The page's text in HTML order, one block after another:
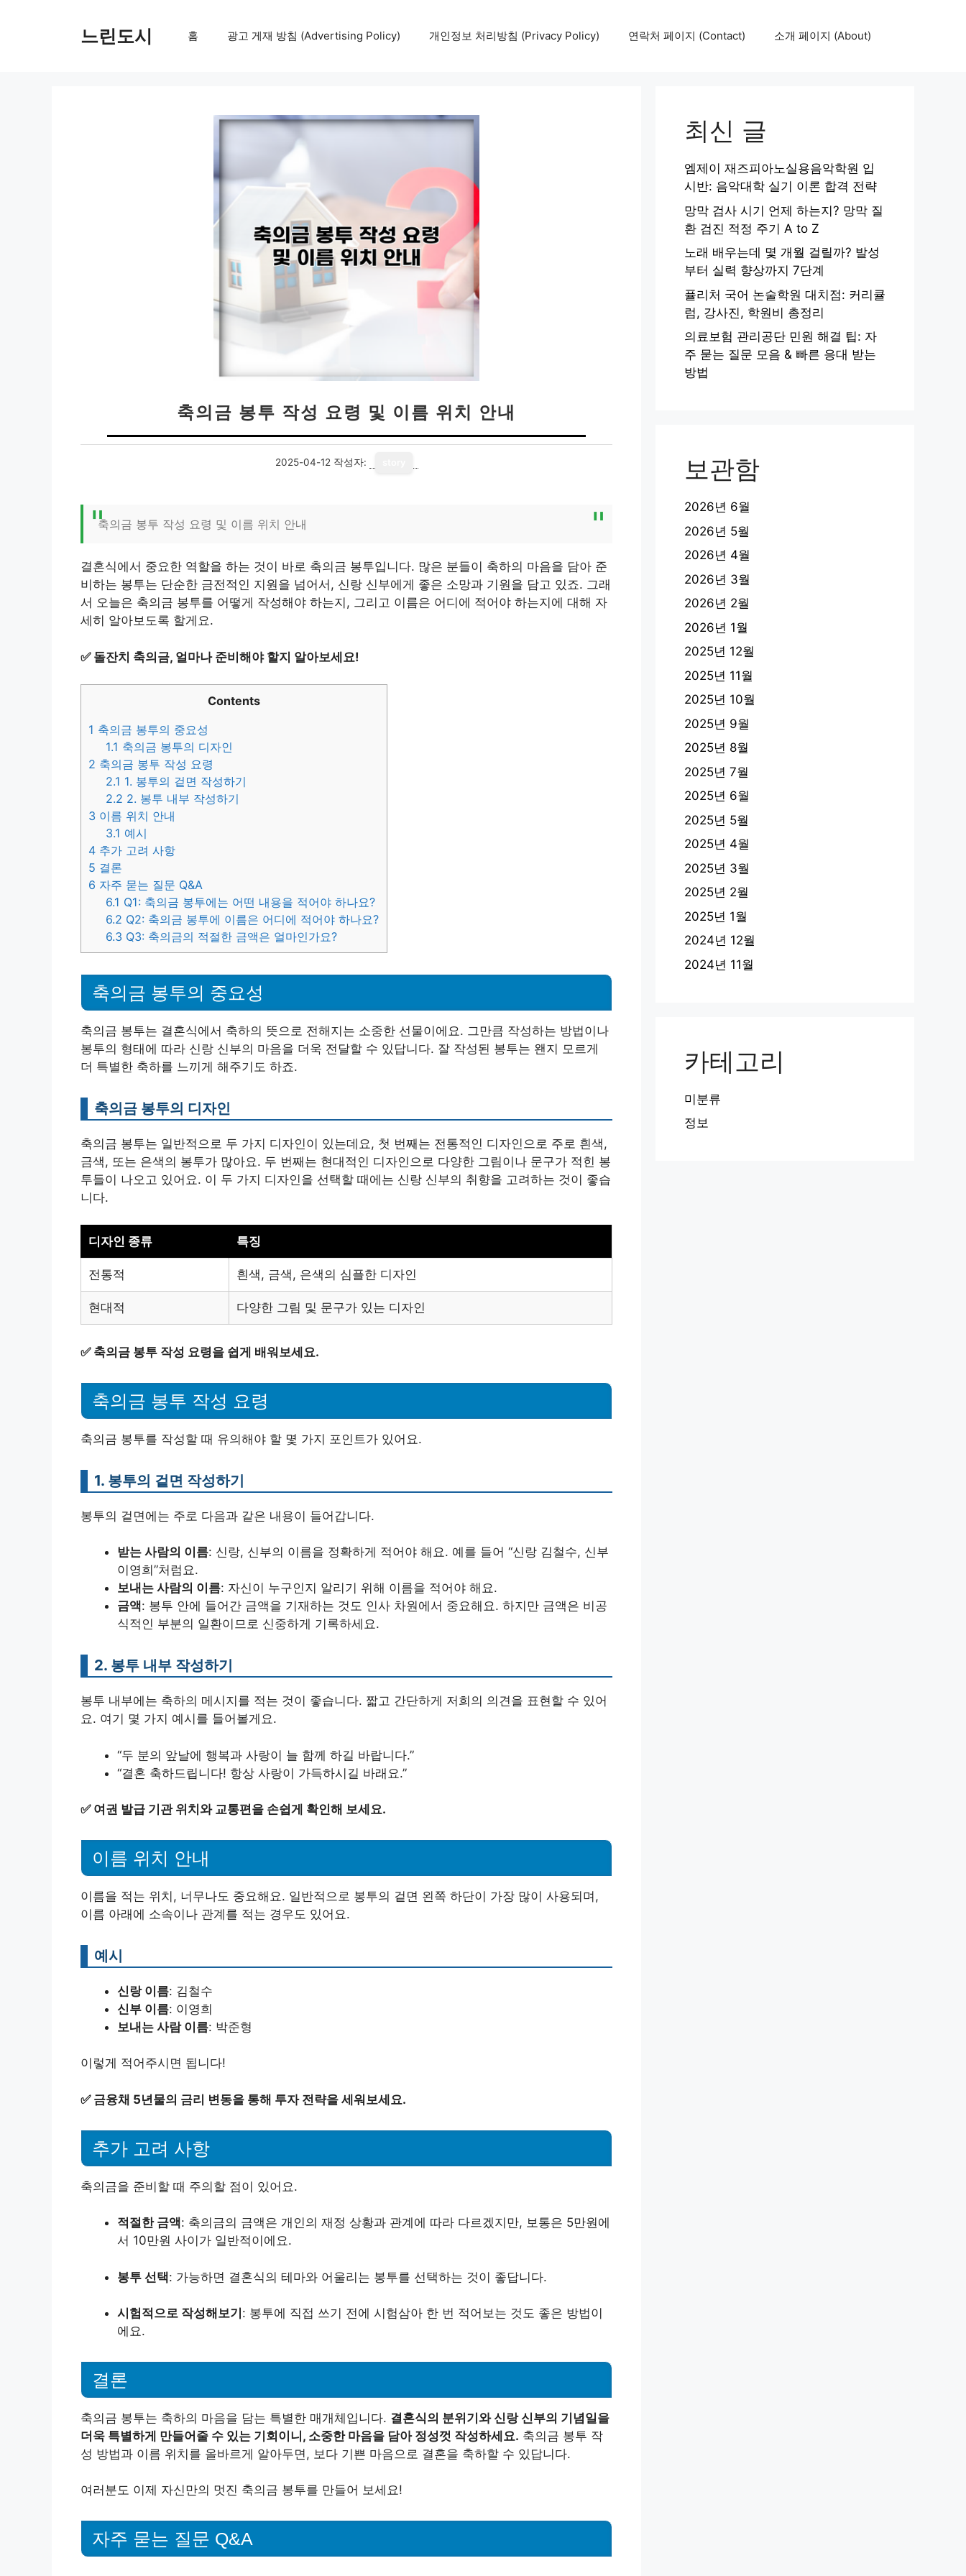
느린도시 홈 광고 게재 방침 (Advertising Policy) 개인정보 처리방침 (Privacy Policy) 연락처 페이지 (Contact) 소개 페이지 (About)
축의금 봉투 작성 요령 및 이름 위치 안내
2025-04-12 작성자:
축의금 봉투 작성 요령 및 이름 위치 안내
결혼식에서 중요한 역할을 하는 것이 바로 축의금 봉투입니다. 많은 분들이 축하의 마음을 담아 준
비하는 봉투는 단순한 금전적인 지원을 넘어서, 신랑 신부에게 좋은 소망과 기원을 담고 있죠. 그래
서 오늘은 축의금 봉투를 어떻게 작성해야 하는지, 그리고 이름은 어디에 적어야 하는지에 대해 자
세히 알아보도록 할게요.
✅ 돌잔치 축의금, 얼마나 준비해야 할지 알아보세요!
Contents
1 축의금 봉투의 중요성
1.1 축의금 봉투의 디자인
2 축의금 봉투 작성 요령
2.1 1. 봉투의 겉면 작성하기
2.2 2. 봉투 내부 작성하기
3 이름 위치 안내
3.1 예시
4 추가 고려 사항
5 결론
6 자주 묻는 질문 Q&A
6.1 Q1: 축의금 봉투에는 어떤 내용을 적어야 하나요?
6.2 Q2: 축의금 봉투에 이름은 어디에 적어야 하나요?
6.3 Q3: 축의금의 적절한 금액은 얼마인가요?
축의금 봉투의 중요성
축의금 봉투는 결혼식에서 축하의 뜻으로 전해지는 소중한 선물이에요. 그만큼 작성하는 방법이나
봉투의 형태에 따라 신랑 신부의 마음을 더욱 전달할 수 있답니다. 잘 작성된 봉투는 왠지 모르게
더 특별한 축하를 느끼게 해주기도 하죠.
축의금 봉투의 디자인
축의금 봉투는 일반적으로 두 가지 디자인이 있는데요, 첫 번째는 전통적인 디자인으로 주로 흰색,
금색, 또는 은색의 봉투가 많아요. 두 번째는 현대적인 디자인으로 다양한 그림이나 문구가 적힌 봉
투들이 나오고 있어요. 이 두 가지 디자인을 선택할 때에는 신랑 신부의 취향을 고려하는 것이 좋습
니다.
디자인 종류 특징
전통적 흰색, 금색, 은색의 심플한 디자인
현대적 다양한 그림 및 문구가 있는 디자인
✅ 축의금 봉투 작성 요령을 쉽게 배워보세요.
축의금 봉투 작성 요령
축의금 봉투를 작성할 때 유의해야 할 몇 가지 포인트가 있어요.
1. 봉투의 겉면 작성하기
봉투의 겉면에는 주로 다음과 같은 내용이 들어갑니다.
받는 사람의 이름: 신랑, 신부의 이름을 정확하게 적어야 해요. 예를 들어 “신랑 김철수, 신부
이영희”처럼요.
보내는 사람의 이름: 자신이 누구인지 알리기 위해 이름을 적어야 해요.
금액: 봉투 안에 들어간 금액을 기재하는 것도 인사 차원에서 중요해요. 하지만 금액은 비공
식적인 부분의 일환이므로 신중하게 기록하세요.
2. 봉투 내부 작성하기
봉투 내부에는 축하의 메시지를 적는 것이 좋습니다. 짧고 간단하게 저희의 의견을 표현할 수 있어
요. 여기 몇 가지 예시를 들어볼게요.
“두 분의 앞날에 행복과 사랑이 늘 함께 하길 바랍니다.”
“결혼 축하드립니다! 항상 사랑이 가득하시길 바래요.”
✅ 여권 발급 기관 위치와 교통편을 손쉽게 확인해 보세요.
이름 위치 안내
이름을 적는 위치, 너무나도 중요해요. 일반적으로 봉투의 겉면 왼쪽 하단이 가장 많이 사용되며,
이름 아래에 소속이나 관계를 적는 경우도 있어요.
예시
신랑 이름: 김철수
신부 이름: 이영희
보내는 사람 이름: 박준형
이렇게 적어주시면 됩니다!
✅ 금융채 5년물의 금리 변동을 통해 투자 전략을 세워보세요.
추가 고려 사항
축의금을 준비할 때 주의할 점이 있어요.
적절한 금액: 축의금의 금액은 개인의 재정 상황과 관계에 따라 다르겠지만, 보통은 5만원에
서 10만원 사이가 일반적이에요.
봉투 선택: 가능하면 결혼식의 테마와 어울리는 봉투를 선택하는 것이 좋답니다.
시험적으로 작성해보기 : 봉투에 직접 쓰기 전에 시험삼아 한 번 적어보는 것도 좋은 방법이
에요.
결론
축의금 봉투는 축하의 마음을 담는 특별한 매개체입니다. 결혼식의 분위기와 신랑 신부의 기념일을
더욱 특별하게 만들어줄 수 있는 기회이니, 소중한 마음을 담아 정성껏 작성하세요. 축의금 봉투 작
성 방법과 이름 위치를 올바르게 알아두면, 보다 기쁜 마음으로 결혼을 축하할 수 있답니다.
여러분도 이제 자신만의 멋진 축의금 봉투를 만들어 보세요!
자주 묻는 질문 Q&A
최신 글
엠제이 재즈피아노실용음악학원 입
시반: 음악대학 실기 이론 합격 전략
망막 검사 시기 언제 하는지? 망막 질
환 검진 적정 주기 A to Z
노래 배우는데 몇 개월 걸릴까? 발성
부터 실력 향상까지 7단계
퓰리처 국어 논술학원 대치점: 커리큘
럼, 강사진, 학원비 총정리
의료보험 관리공단 민원 해결 팁: 자
주 묻는 질문 모음 & 빠른 응대 받는
방법
보관함
2026년 6월
2026년 5월
2026년 4월
2026년 3월
2026년 2월
2026년 1월
2025년 12월
2025년 11월
2025년 10월
2025년 9월
2025년 8월
2025년 7월
2025년 6월
2025년 5월
2025년 4월
2025년 3월
2025년 2월
2025년 1월
2024년 12월
2024년 11월
카테고리
미분류
정보